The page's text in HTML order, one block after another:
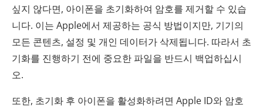
싶지 않다면, 아이폰을 초기화하여 암호를 제거할 수 있습
니다. 이는 Apple에서 제공하는 공식 방법이지만, 기기의
모든 콘텐츠, 설정 및 개인 데이터가 삭제됩니다. 따라서 초
기화를 진행하기 전에 중요한 파일을 반드시 백업하십시
오.
또한, 초기화 후 아이폰을 활성화하려면 Apple ID와 암호